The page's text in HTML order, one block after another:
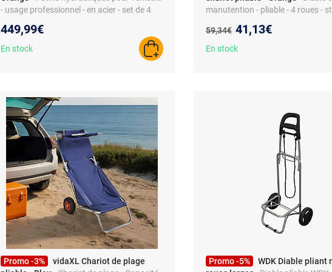
- usage professionnel - en acier - set de 4
449,99€
En stock
AJOUTER AU PANIER
manutention - pliable - 4 roues -
Ancien prix :
59,34€ Nouveau prix :
41,13€
En stock
Promo -3%
vidaXL Chariot de plage
Promo -5%
WDK Diable pliant